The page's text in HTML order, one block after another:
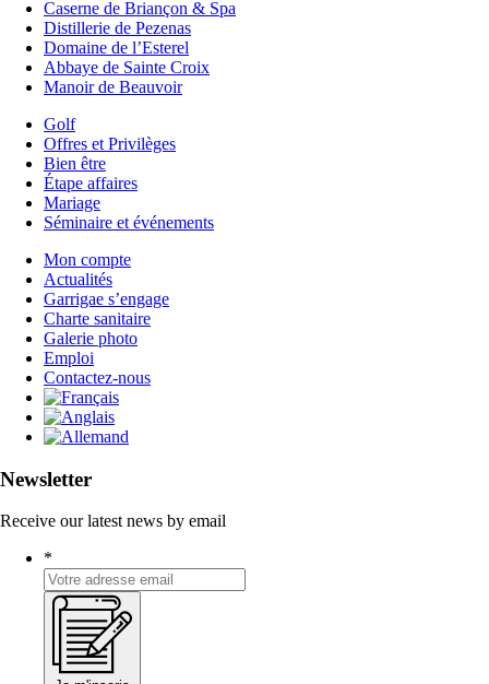
Caserne de Briançon & Spa
Distillerie de Pezenas
Domaine de l’Esterel
Abbaye de Sainte Croix
Manoir de Beauvoir
Golf
Offres et Privilèges
Bien être
Étape affaires
Mariage
Séminaire et événements
Mon compte
Actualités
Garrigae s’engage
Charte sanitaire
Galerie photo
Emploi
Contactez-nous
Newsletter
Receive our latest news by email
*